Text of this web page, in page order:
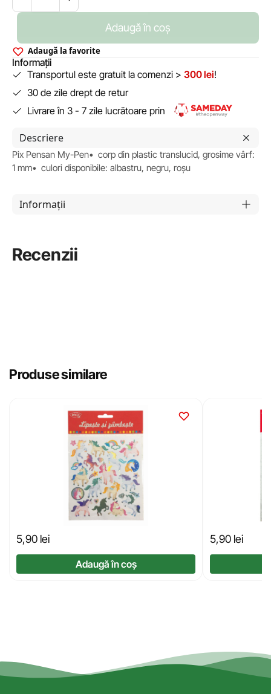
Adaugă în coș
Adaugă la favorite
Informații
Transportul este gratuit la comenzi > 300 lei!
30 de zile drept de retur
Livrare în 3 - 7 zile lucrătoare prin
Descriere
Pix Pensan My-Pen• corp din plastic translucid, grosime vârf:
1 mm• culori disponibile: albastru, negru, roşu
Informații
Recenzii
Produse similare
5,90 lei
Adaugă în coș
5,90 lei